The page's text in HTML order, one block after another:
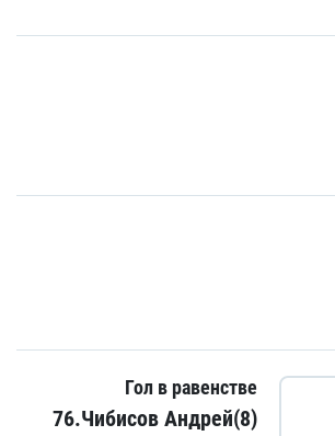
Гол в равенстве
76.Чибисов Андрей(8)